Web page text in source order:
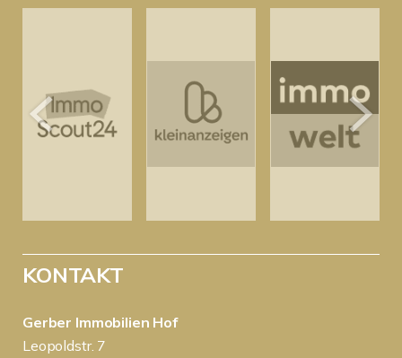
KONTAKT
Gerber Immobilien Hof
Leopoldstr. 7